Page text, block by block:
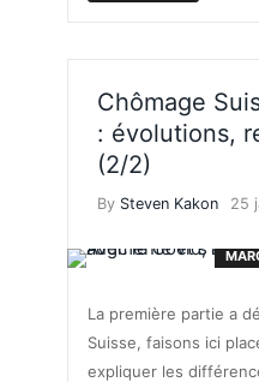
Chômage
: évolutions,
(2/2)
By Steven Kakon 25
La première partie a
Suisse, faisons ici
expliquer les